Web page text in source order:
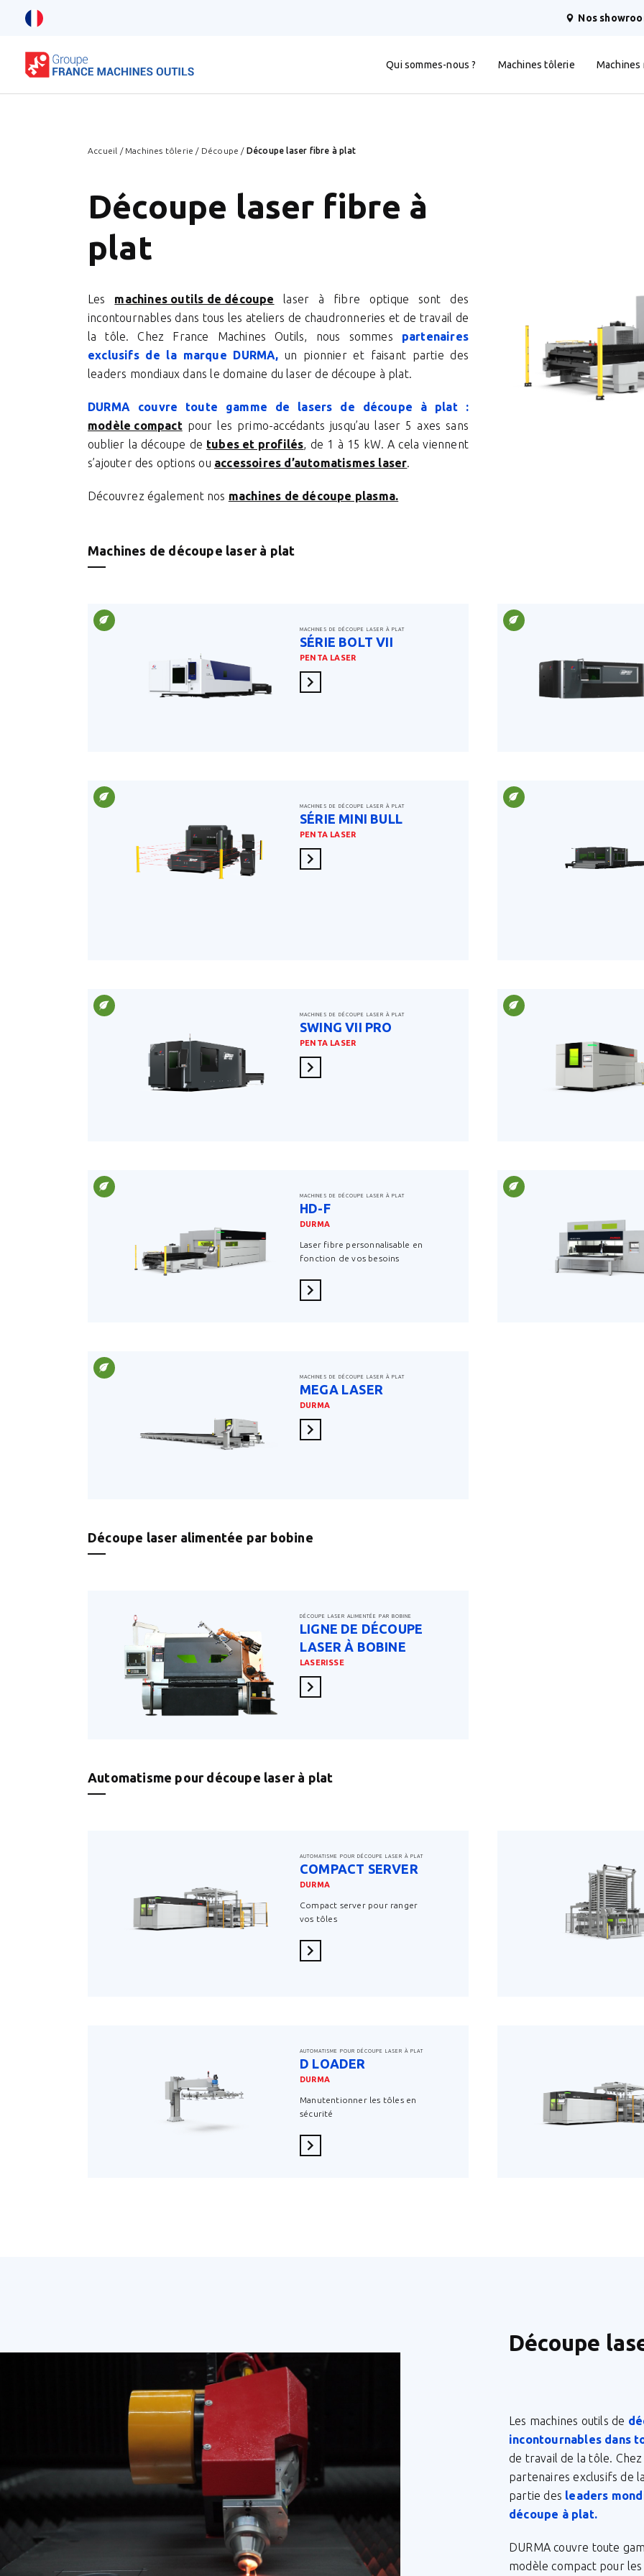
Nos
Qui sommes-nous ? Machines tôlerie Machines
Accueil / Machines tôlerie / Découpe / Découpe laser fibre à plat
Découpe laser fibre à
plat
Les machines outils de découpe laser à fibre optique sont des
incontournables dans tous les ateliers de chaudronneries et de travail de
la tôle. Chez France Machines Outils, nous sommes partenaires
exclusifs de la marque DURMA, un pionnier et faisant partie des
leaders mondiaux dans le domaine du laser de découpe à plat.
DURMA couvre toute gamme de lasers de découpe à plat :
modèle compactpour les primo-accédants jusqu’au laser 5 axes sans
oublier la découpe de tubes et profilés, de 1 à 15 kW. A cela viennent
s’ajouter des options ou accessoires d’automatismes laser.
Découvrez également nos machines de découpe plasma.
Machines de découpe laser à plat
MACHINES DE DÉCOUPE LASER À PLAT
SÉRIE BOLT VII
PENTA LASER
En savoir plus
MACHINES DE DÉCOUPE LASER À PLAT
SÉRIE MINI BULL
PENTA LASER
En savoir plus
MACHINES DE DÉCOUPE LASER À PLAT
SWING VII PRO
PENTA LASER
En savoir plus
MACHINES DE DÉCOUPE LASER À PLAT
HD-F
DURMA
Laser fibre personnalisable en
fonction de vos besoins
En savoir plus
MACHINES DE DÉCOUPE LASER À PLAT
MEGA LASER
DURMA
En savoir plus
Découpe laser alimentée par bobine
DÉCOUPE LASER ALIMENTÉE PAR BOBINE
LIGNE DE DÉCOUPE
LASER À BOBINE
LASERISSE
En savoir plus
Automatisme pour découpe laser à plat
AUTOMATISME POUR DÉCOUPE LASER À PLAT
COMPACT SERVER
DURMA
Compact server pour ranger
vos tôles
En savoir plus
AUTOMATISME POUR DÉCOUPE LASER À PLAT
D LOADER
DURMA
Manutentionner les tôles en
sécurité
En savoir plus
Découpe
Les machines outils de
incontournables dans
de travail de la tôle.
partenaires exclusifs de
partie des leaders
découpe à plat.
DURMA couvre toute
modèle compact pour les